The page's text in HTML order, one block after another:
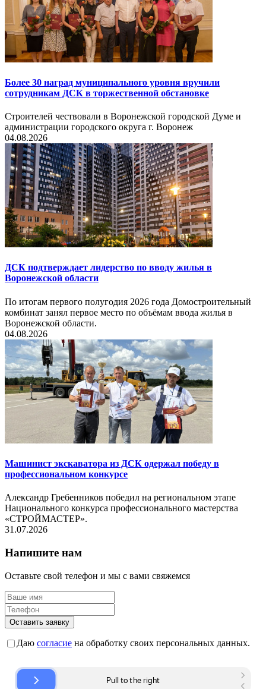
Более 30 наград муниципального уровня вручили
сотрудникам ДСК в торжественной обстановке
Строителей чествовали в Воронежской городской Думе и
администрации городского округа г. Воронеж
04.08.2026
ДСК подтверждает лидерство по вводу жилья в
Воронежской области
По итогам первого полугодия 2026 года Домостроительный
комбинат занял первое место по объёмам ввода жилья в
Воронежской области.
04.08.2026
Машинист экскаватора из ДСК одержал победу в
профессиональном конкурсе
Александр Гребенников победил на региональном этапе
Национального конкурса профессионального мастерства
«СТРОЙМАСТЕР».
31.07.2026
Напишите нам
Оставьте свой телефон и мы с вами свяжемся
Оставить заявку
Даю согласие на обработку своих персональных данных.